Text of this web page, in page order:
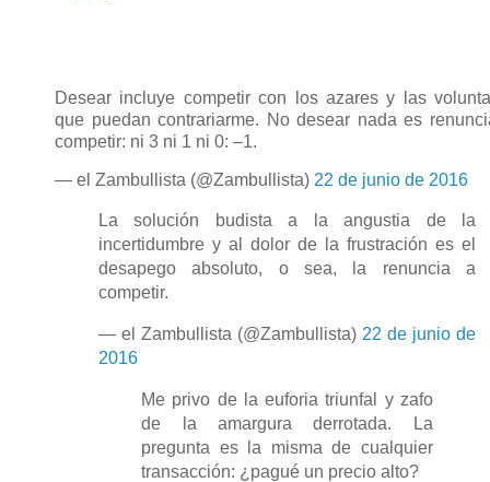
Desear incluye competir con los azares y las
que puedan contrariarme. No desear nada es
competir: ni 3 ni 1 ni 0: –1.
— el Zambullista (@Zambullista) 22 de junio de 2016
La solución budista a la angustia de la
incertidumbre y al dolor de la frustración es el
desapego absoluto, o sea, la renuncia a
competir.
— el Zambullista (@Zambullista) 22 de junio de
2016
Me privo de la euforia triunfal y zafo
de la amargura derrotada. La
pregunta es la misma de cualquier
transacción: ¿pagué un precio alto?